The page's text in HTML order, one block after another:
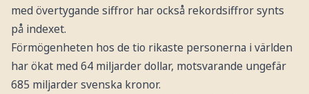
med övertygande siffror har också rekordsiffror synts
på indexet.
Förmögenheten hos de tio rikaste personerna i världen
har ökat med 64 miljarder dollar, motsvarande ungefär
685 miljarder svenska kronor.